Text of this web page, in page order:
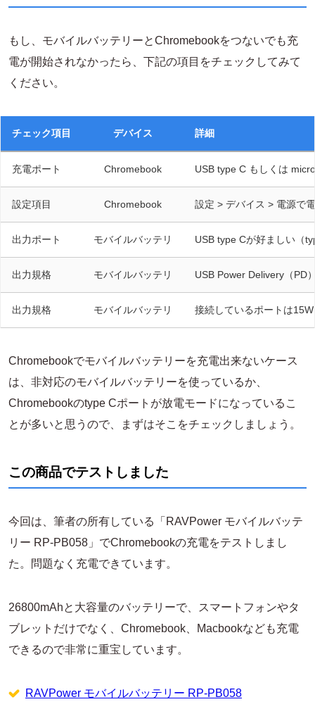
もし、モバイルバッテリーとChromebookをつないでも充
電が開始されなかったら、下記の項目をチェックしてみて
ください。
チェック項目 デバイス 詳細
充電ポート Chromebook USB type C もしくは
設定項目 Chromebook 設定 > デバイス > 電源で
出力ポート モバイルバッテリ USB type Cが好ましい（
出力規格 モバイルバッテリ USB Power Delivery（PD
出力規格 モバイルバッテリ 接続しているポートは
Chromebookでモバイルバッテリーを充電出来ないケース
は、非対応のモバイルバッテリーを使っているか、
Chromebookのtype Cポートが放電モードになっているこ
とが多いと思うので、まずはそこをチェックしましょう。
この商品でテストしました
今回は、筆者の所有している「RAVPower モバイルバッテ
リー RP-PB058」でChromebookの充電をテストしまし
た。問題なく充電できています。
26800mAhと大容量のバッテリーで、スマートフォンやタ
ブレットだけでなく、Chromebook、Macbookなども充電
できるので非常に重宝しています。
RAVPower モバイルバッテリー RP-PB058